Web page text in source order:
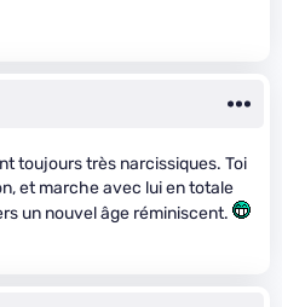
toujours très narcissiques. Toi
et marche avec lui en totale
un nouvel âge réminiscent.